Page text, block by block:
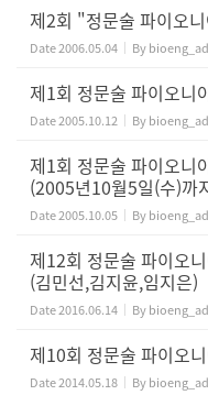
제2회 "정문술 파이오
Date2006.05.04 By
제1회 정문술 파이오니
Date2005.10.12 By
제1회 정문술 파이오니
(2005년10월5일(수)까
Date2005.10.05 By
제12회 정문술 파이오
(김민선,김지윤,임지은)
Date2016.06.14 By
제10회 정문술 파이오
Date2014.05.18 By